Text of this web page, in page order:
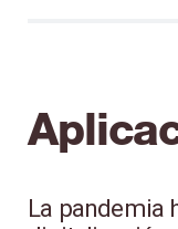
La pandemia